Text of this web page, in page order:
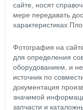
сайте, носят
мере передавать
характеристиках
Фотография на
для определения
оборудованием, и
источник по
документация
значимой
запчасти и